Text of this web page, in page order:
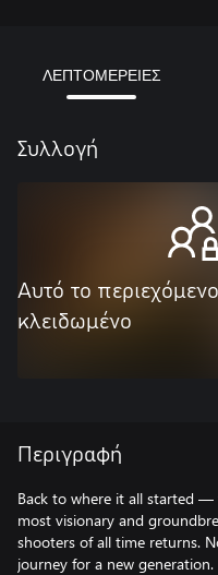
ΛΕΠΤΟΜΕΡΕΙΕΣ
Συλλογή
Αυτό το περιεχόμενο
κλειδωμένο
Περιγραφή
Back to where it all started —
most visionary and
shooters of all time returns.
journey for a new generation.